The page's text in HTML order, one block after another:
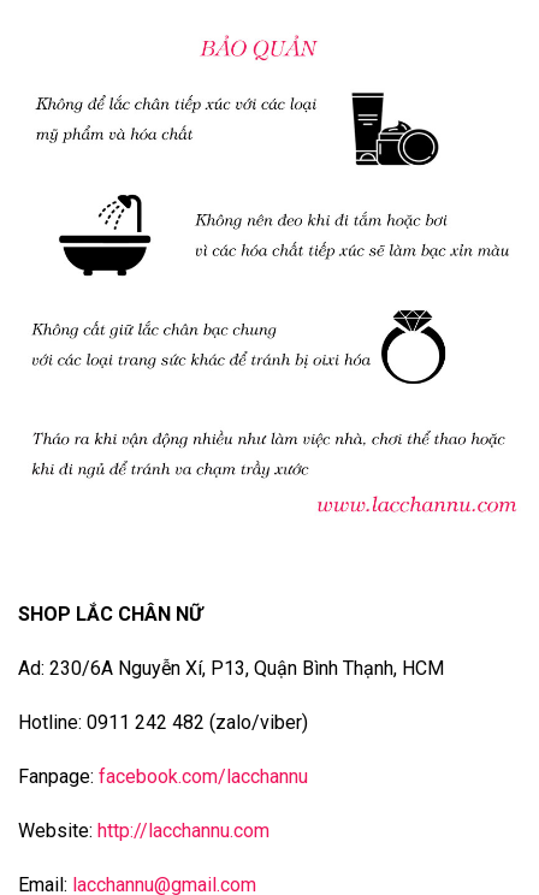
SHOP LẮC CHÂN NỮ
Ad: 230/6A Nguyễn Xí, P13, Quận Bình Thạnh, HCM
Hotline: 0911 242 482 (zalo/viber)
Fanpage: facebook.com/lacchannu
Website: http://lacchannu.com
Email: lacchannu@gmail.com